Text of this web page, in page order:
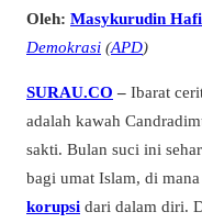
Oleh: Masykurudin
Demokrasi (APD)
SURAU.CO – Ibarat
adalah kawah
sakti. Bulan suci ini
bagi umat Islam, di
korupsi dari dalam diri.